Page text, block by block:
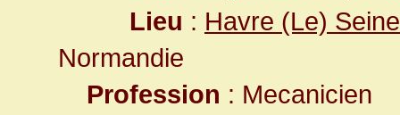
Lieu : Havre (Le)
Normandie
Profession : Mecanicien